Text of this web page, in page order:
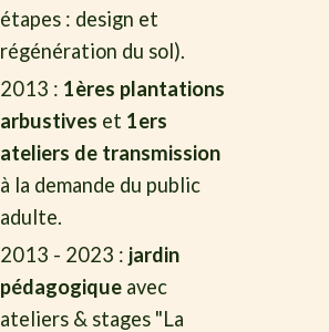
étapes : design et
régénération du sol).
2013 : 1ères plantations
arbustives et 1ers
ateliers de transmission
à la demande du public
adulte.
2013 - 2023 : jardin
pédagogiqueavec
ateliers & stages "La